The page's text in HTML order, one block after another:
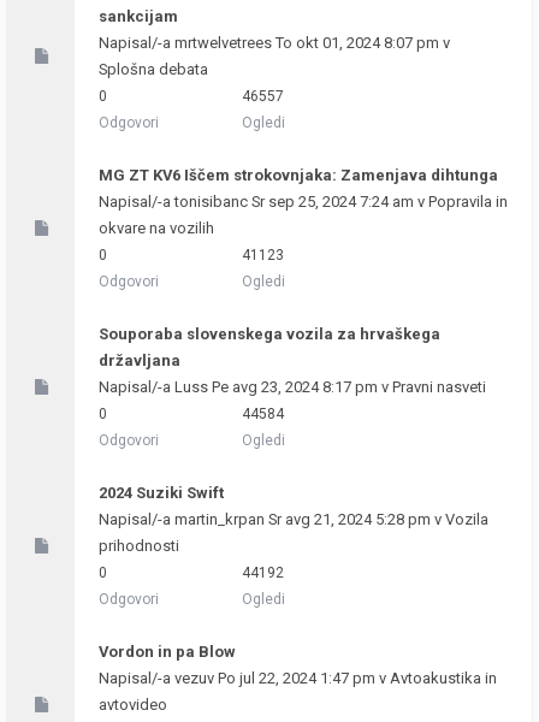
sankcijam
Napisal/-a mrtwelvetreesTo okt 01, 2024 8:07 pm v
Splošna debata
0
Odgovori
46557
Ogledi
MG ZT KV6 Iščem strokovnjaka: Zamenjava dihtunga
Napisal/-atonisibanc Sr sep 25, 2024 7:24 am v Popravila in
okvare na vozilih
0
Odgovori
41123
Ogledi
Souporaba slovenskega vozila za hrvaškega
državljana
Napisal/-a Luss Pe avg 23, 2024 8:17 pm v Pravni nasveti
0
Odgovori
44584
Ogledi
2024 Suziki Swift
Napisal/-a martin_krpan Sr avg 21, 2024 5:28 pm v Vozila
prihodnosti
0
Odgovori
44192
Ogledi
Vordon in pa Blow
Napisal/-a vezuv Po jul 22, 2024 1:47 pm v Avtoakustika in
avtovideo